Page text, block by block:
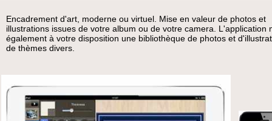
Encadrement d'art, moderne ou virtuel. Mise en valeur de photos et
illustrations issues de votre album ou de votre camera. L'application
également à votre disposition une bibliothèque de photos et
de thèmes divers.